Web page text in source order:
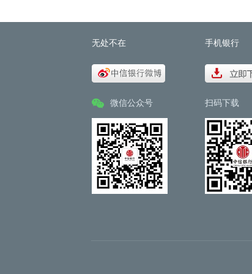
无处不在
微信公众号
手机银行
扫码下载